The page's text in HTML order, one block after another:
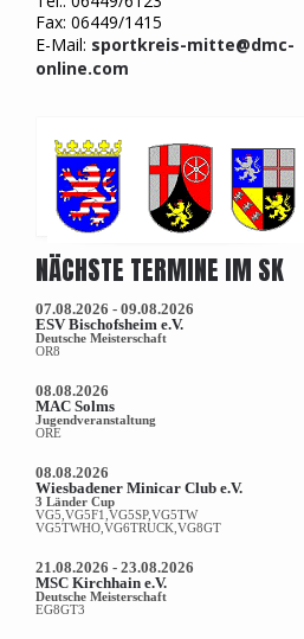
Fax: 06449/1415
E-Mail: sportkreis-mitte@dmc-
online.com
NÄCHSTE TERMINE IM SK
07.08.2026 - 09.08.2026
ESV Bischofsheim e.V.
Deutsche Meisterschaft
OR8
08.08.2026
MAC Solms
Jugendveranstaltung
ORE
08.08.2026
Wiesbadener Minicar Club e.V.
3 Länder Cup
VG5,VG5F1,VG5SP,VG5TW
VG5TWHO,VG6TRUCK,VG8GT
21.08.2026 - 23.08.2026
MSC Kirchhain e.V.
Deutsche Meisterschaft
EG8GT3